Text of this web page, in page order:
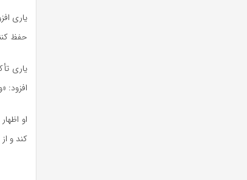
یاری
حفظ
یاری
افزود:
او
کند و